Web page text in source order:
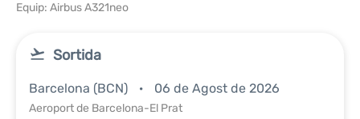
Equip: Airbus A321neo
Sortida
Barcelona (BCN) 06 de Agost de 2026
Aeroport de Barcelona-El Prat